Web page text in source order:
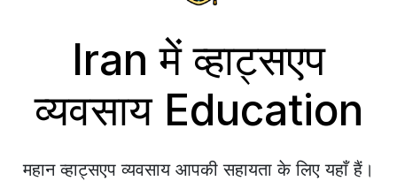
Iran में व्हाट्सएप
व्यवसाय Education
महान व्हाट्सएप व्यवसाय आपकी सहायता के लिए यहाँ हैं।